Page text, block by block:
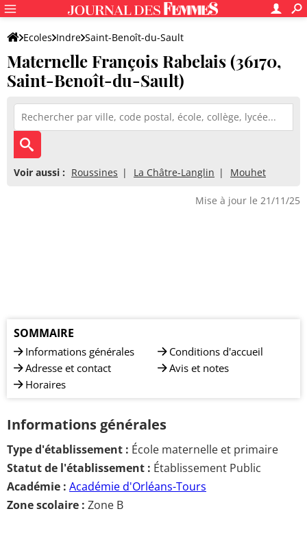
Ecoles Indre Saint-Benoît-du-Sault
Maternelle François Rabelais
Maternelle François Rabelais (36170,
Saint-Benoît-du-Sault)
Voir aussi : Roussines La Châtre-Langlin Mouhet
Mise à jour le 21/11/25
SOMMAIRE
Informations générales
Adresse et contact
Horaires
Conditions d'accueil
Avis et notes
Informations générales
Type d'établissement : École maternelle et primaire
Statut de l'établissement : Établissement Public
Académie : Académie d'Orléans-Tours
Zone scolaire : Zone B